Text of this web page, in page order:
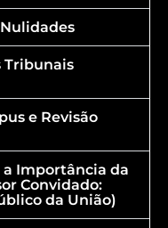
Tribunais
e Revisão
a Importância da
Convidado:
da União)